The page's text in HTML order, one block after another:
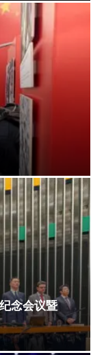
念会议暨